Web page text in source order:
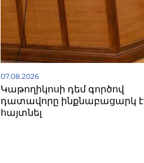
07.08.2026
Կաթողիկոսի դեմ գործով
դատավորը ինքնաբացարկ է
հայտնել